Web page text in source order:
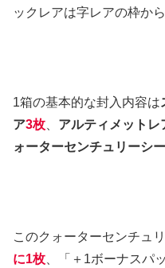
ックレアは字レアの枠から
1箱の基本的な封入内容は
ア3枚 アルティメットレ
ォーターセンチュリーシ
このクォーターセンチュ
に1枚 、「＋1ボーナスパ